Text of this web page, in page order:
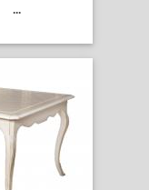
...